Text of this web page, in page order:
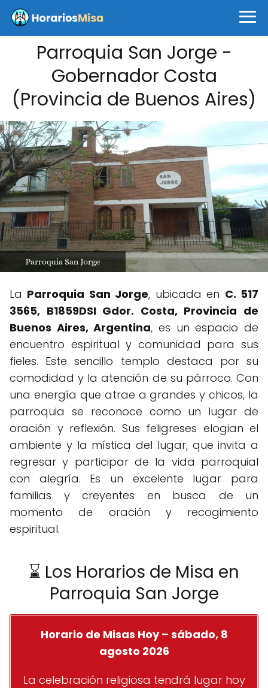
Parroquia San Jorge -
Gobernador Costa
(Provincia de Buenos Aires)
La Parroquia San Jorge, ubicada en C. 517
3565, B1859DSI Gdor. Costa, Provincia de
Buenos Aires, Argentina, es un espacio de
encuentro espiritual y comunidad para sus
fieles. Este sencillo templo destaca por su
comodidad y la atención de su párroco. Con
una energía que atrae a grandes y chicos, la
parroquia se reconoce como un lugar de
oración y reflexión. Sus feligreses elogian el
ambiente y la mística del lugar, que invita a
regresar y participar de la vida parroquial
con alegría. Es un excelente lugar para
familias y creyentes en busca de un
momento de oración y recogimiento
espiritual.
⌛ Los Horarios de Misa en
Parroquia San Jorge
Horario de Misas Hoy – sábado, 8
agosto 2026
La celebración religiosa tendrá lugar hoy